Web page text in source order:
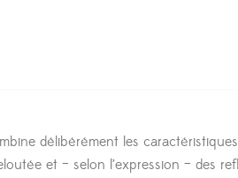
délibérément les
et – selon l’expression – des